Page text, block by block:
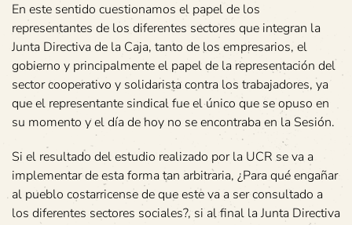
En este sentido cuestionamos el papel de los
representantes de los diferentes sectores que integran la
Junta Directiva de la Caja, tanto de los empresarios, el
gobierno y principalmente el papel de la representación del
sector cooperativo y solidarista contra los trabajadores, ya
que el representante sindical fue el único que se opuso en
su momento y el día de hoy no se encontraba en la Sesión.
Si el resultado del estudio realizado por la UCR se va a
implementar de esta forma tan arbitraria, ¿Para qué engañar
al pueblo costarricense de que este va a ser consultado a
los diferentes sectores sociales?, si al final la Junta Directiva